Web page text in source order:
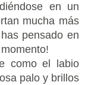
en un
mucha más
pensado en
como el labio
palo y brillos